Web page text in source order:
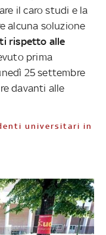
il caro studi e la
alcuna soluzione
rispetto alle
prima
25 settembre
davanti alle